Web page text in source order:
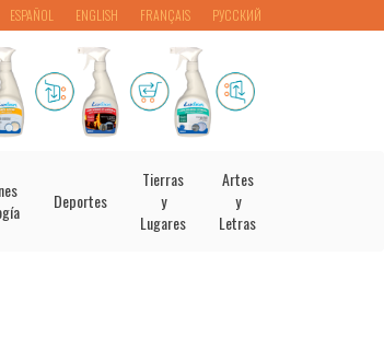
ESPAÑOL ENGLISH FRANÇAIS РУССКИЙ
Deportes
Tierras
y
Lugares
Artes
y
Letras